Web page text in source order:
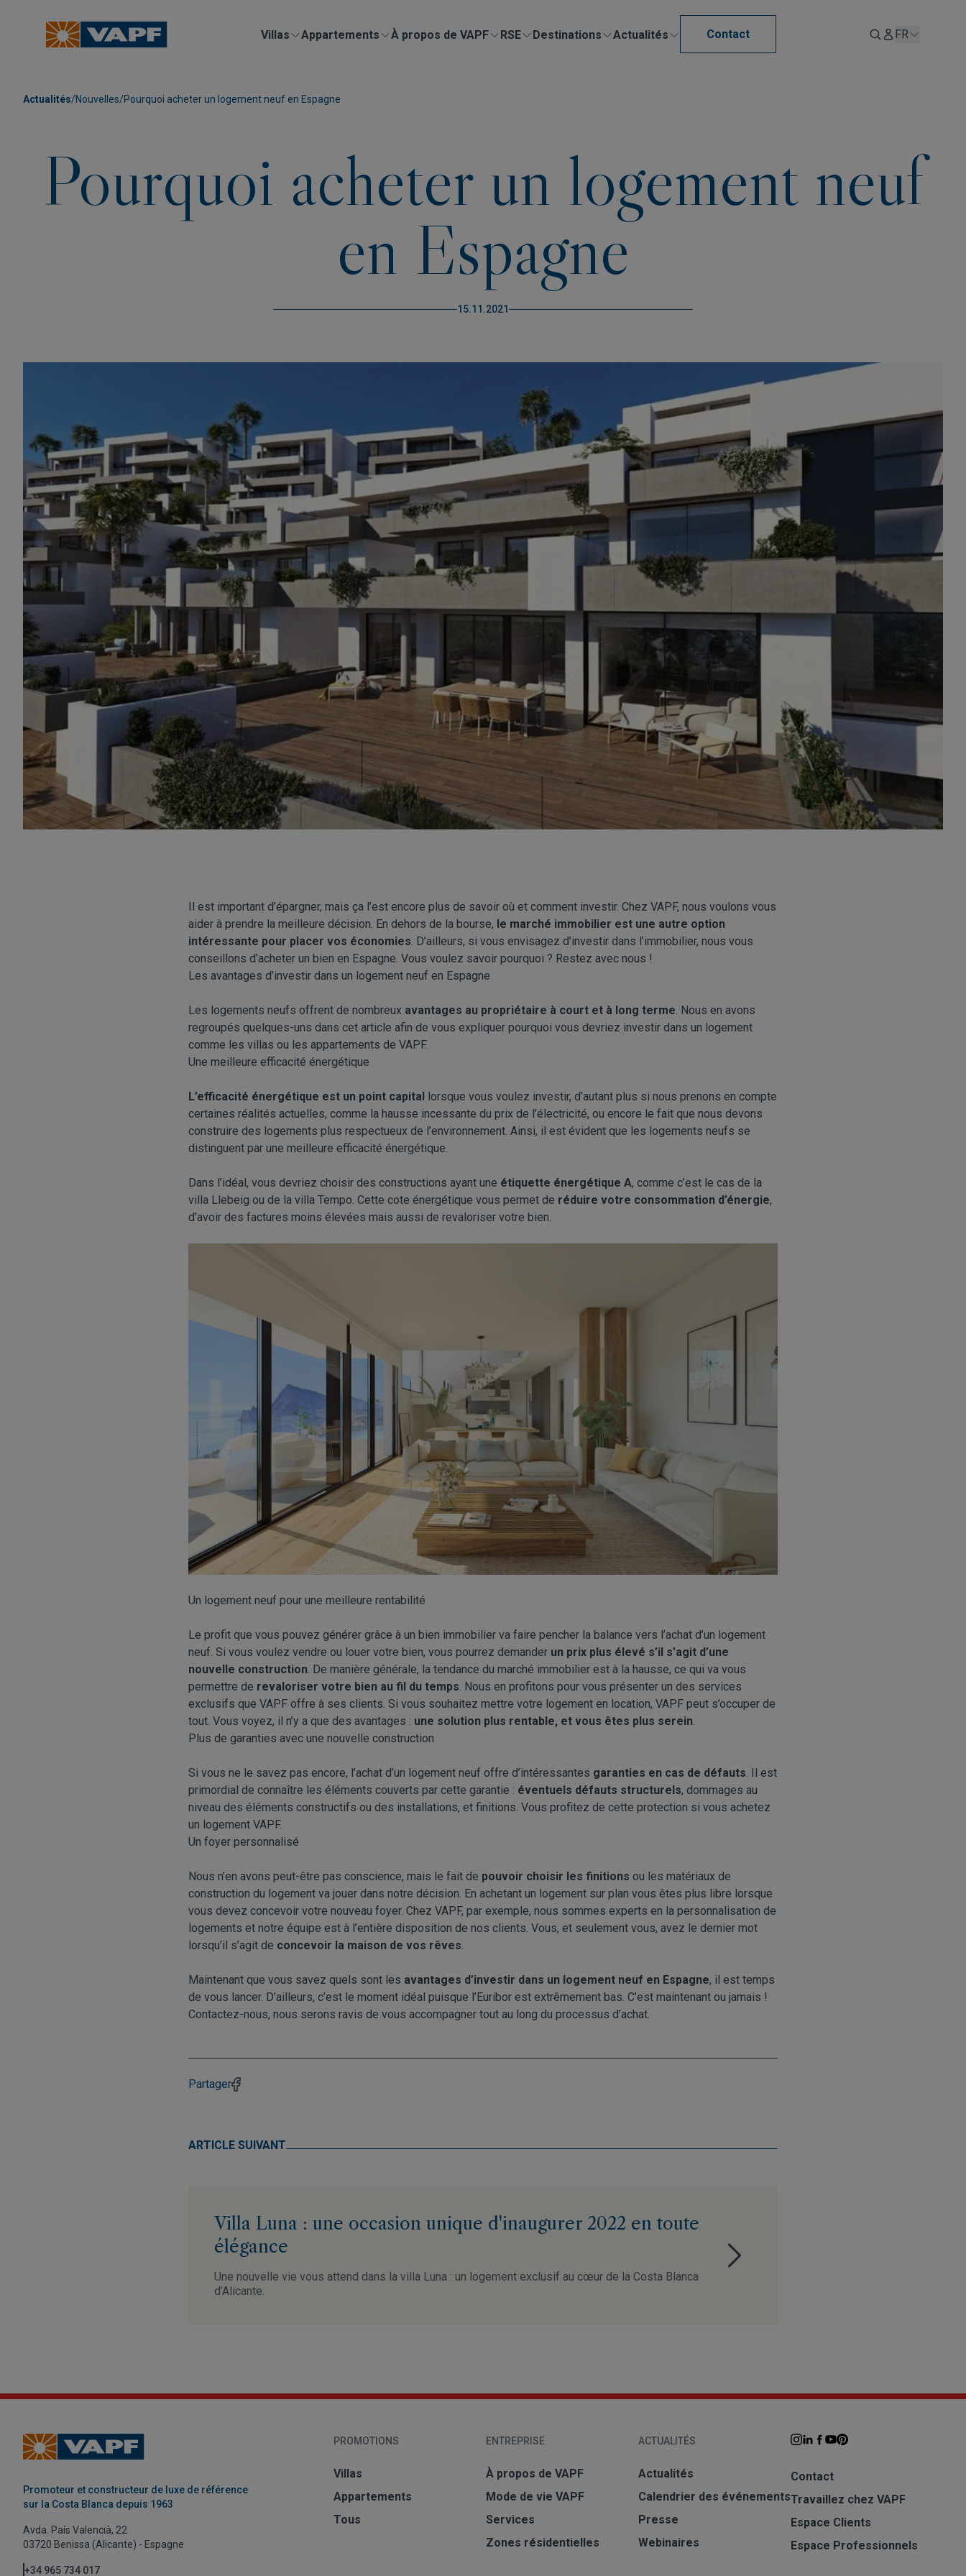
Villas Appartements À propos de VAPF RSE Destinations Actualités Contact FR
Actualités/Nouvelles/Pourquoi acheter un logement neuf en Espagne
Pourquoi acheter un logement neuf
en Espagne
15.11.2021
Il est important d’épargner, mais ça l’est encore plus de savoir où et comment investir. Chez VAPF, nous voulons vous
aider à prendre la meilleure décision. En dehors de la bourse, le marché immobilier est une autre option
intéressante pour placer vos économies. D’ailleurs, si vous envisagez d’investir dans l’immobilier, nous vous
conseillons d’acheter un bien en Espagne. Vous voulez savoir pourquoi ? Restez avec nous !
Les avantages d’investir dans un logement neuf en Espagne
Les logements neufs offrent de nombreux avantages au propriétaire à court et à long terme. Nous en avons
regroupés quelques-uns dans cet article afin de vous expliquer pourquoi vous devriez investir dans un logement
comme les villas ou les appartements de VAPF.
Une meilleure efficacité énergétique
L’efficacité énergétique est un point capital lorsque vous voulez investir, d’autant plus si nous prenons en compte
certaines réalités actuelles, comme la hausse incessante du prix de l’électricité, ou encore le fait que nous devons
construire des logements plus respectueux de l’environnement. Ainsi, il est évident que les logements neufs se
distinguent par une meilleure efficacité énergétique.
Dans l’idéal, vous devriez choisir des constructions ayant une étiquette énergétique A, comme c’est le cas de la
villa Llebeig ou de la villa Tempo. Cette cote énergétique vous permet de réduire votre consommation d’énergie,
d’avoir des factures moins élevées mais aussi de revaloriser votre bien.
Un logement neuf pour une meilleure rentabilité
Le profit que vous pouvez générer grâce à un bien immobilier va faire pencher la balance vers l’achat d’un logement
neuf. Si vous voulez vendre ou louer votre bien, vous pourrez demander un prix plus élevé s’il s’agit d’une
nouvelle construction. De manière générale, la tendance du marché immobilier est à la hausse, ce qui va vous
permettre de revaloriser votre bien au fil du temps. Nous en profitons pour vous présenter un des services
exclusifs que VAPF offre à ses clients. Si vous souhaitez mettre votre logement en location, VAPF peut s’occuper de
tout. Vous voyez, il n’y a que des avantages : une solution plus rentable, et vous êtes plus serein.
Plus de garanties avec une nouvelle construction
Si vous ne le savez pas encore, l’achat d’un logement neuf offre d’intéressantes garanties en cas de défauts. Il est
primordial de connaître les éléments couverts par cette garantie : éventuels défauts structurels, dommages au
niveau des éléments constructifs ou des installations, et finitions. Vous profitez de cette protection si vous achetez
un logement VAPF.
Un foyer personnalisé
Nous n’en avons peut-être pas conscience, mais le fait de pouvoir choisir les finitions ou les matériaux de
construction du logement va jouer dans notre décision. En achetant un logement sur plan vous êtes plus libre lorsque
vous devez concevoir votre nouveau foyer. Chez VAPF, par exemple, nous sommes experts en la personnalisation de
logements et notre équipe est à l’entière disposition de nos clients. Vous, et seulement vous, avez le dernier mot
lorsqu’il s’agit de concevoir la maison de vos rêves.
Maintenant que vous savez quels sont les avantages d’investir dans un logement neuf en Espagne, il est temps
de vous lancer. D’ailleurs, c’est le moment idéal puisque l’Euribor est extrêmement bas. C’est maintenant ou jamais !
Contactez-nous, nous serons ravis de vous accompagner tout au long du processus d’achat.
Partager
ARTICLE SUIVANT
Villa Luna : une occasion unique d'inaugurer 2022 en toute
élégance
Une nouvelle vie vous attend dans la villa Luna : un logement exclusif au cœur de la Costa Blanca
d’Alicante.
Promoteur et constructeur de luxe de référence
sur la Costa Blanca depuis 1963
Avda. País Valencià, 22
03720 Benissa (Alicante) - Espagne
+34 965 734 017
PROMOTIONS
Villas
Appartements
Tous
ENTREPRISE
À propos de VAPF
Mode de vie VAPF
Services
Zones résidentielles
ACTUALITÉS
Actualités
Calendrier des événements
Presse
Webinaires
Contact
Travaillez chez VAPF
Espace Clients
Espace Professionnels